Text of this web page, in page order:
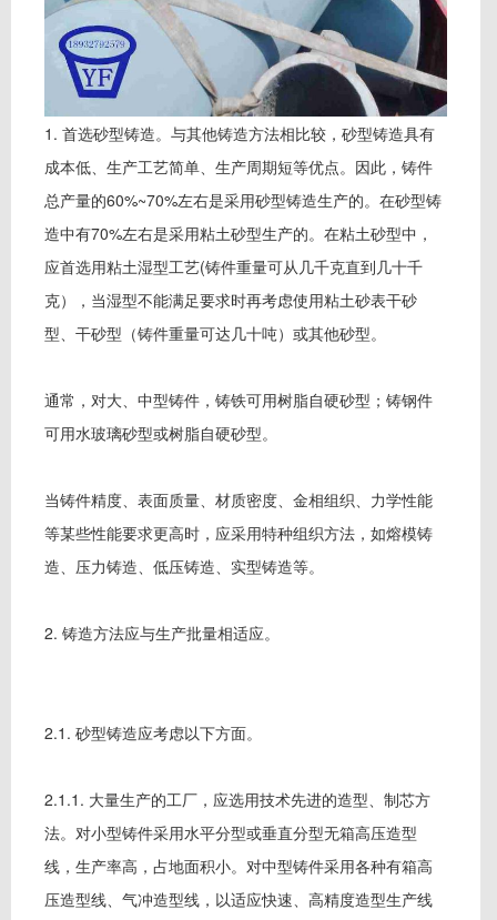
1. 首选砂型铸造。与其他铸造方法相比较，砂型铸造具有
成本低、生产工艺简单、生产周期短等优点。因此，铸件
总产量的60%~70%左右是采用砂型铸造生产的。在砂型铸
造中有70%左右是采用粘土砂型生产的。在粘土砂型中，
应首选用粘土湿型工艺(铸件重量可从几千克直到几十千
克），当湿型不能满足要求时再考虑使用粘土砂表干砂
型、干砂型（铸件重量可达几十吨）或其他砂型。
通常，对大、中型铸件，铸铁可用树脂自硬砂型；铸钢件
可用水玻璃砂型或树脂自硬砂型。
当铸件精度、表面质量、材质密度、金相组织、力学性能
等某些性能要求更高时，应采用特种组织方法，如熔模铸
造、压力铸造、低压铸造、实型铸造等。
2. 铸造方法应与生产批量相适应。
2.1. 砂型铸造应考虑以下方面。
2.1.1. 大量生产的工厂，应选用技术先进的造型、制芯方
法。对小型铸件采用水平分型或垂直分型无箱高压造型
线，生产率高，占地面积小。对中型铸件采用各种有箱高
压造型线、气冲造型线，以适应快速、高精度造型生产线